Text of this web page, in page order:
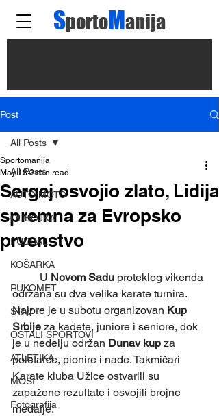
SportoManija
Post
All Posts
AUTO MOTO
ODBOJKA
FUDBAL
KOŠARKA
RUKOMET
STAV
OSTALI SPORTOVI
ATLETIKA
MOSI
Fotografija
All Posts
Sergej osvojio zlato, Lidija
spremna za Evropsko
prvenstvo
Sportomanija
May 18 2 min read
	U
Novom Sadu proteklog vikenda
održana su dva velika karate turnira.
Najpre je u subotu organizovan Kup
Srbije za kadete, juniore i seniore, dok
je u nedelju održan Dunav kup za
poletarce, pionire i nade. Takmičari
Karate kluba Užice ostvarili su
zapažene rezultate i osvojili brojne
medalje.